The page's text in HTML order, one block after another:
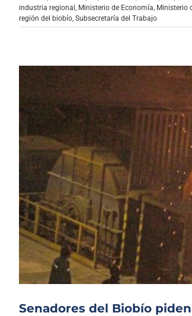
industria regional , Ministerio de Economía, Ministerio
región del biobío, Subsecretaría del Trabajo
Senadores del Biobío